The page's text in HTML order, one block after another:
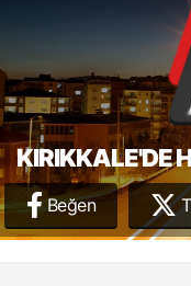
KIRIKKALE'DE
Beğen